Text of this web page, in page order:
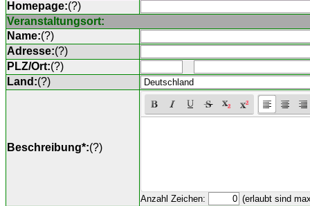
Homepage:(?)
Veranstaltungsort:
Name:(?)
Adresse:(?)
PLZ/Ort:(?)
Land:(?)
Beschreibung*:(?)
Anzahl Zeichen: (erlaubt sind